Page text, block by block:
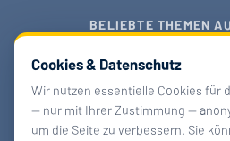
Cookies & Datenschutz
Wir nutzen essentielle Cookies für
— nur mit Ihrer Zustimmung —
um die Seite zu verbessern. Sie
BELIEBTE THEMEN
Digitale
openDesk & Verwaltungscloud
Barrierefreiheitsgesetz